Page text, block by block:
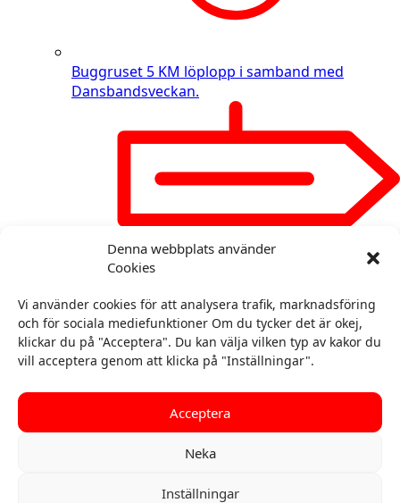
Denna webbplats använder
Cookies
Vi använder cookies för att analysera trafik, marknadsföring
och för sociala mediefunktioner Om du tycker det är okej,
klickar du på "Acceptera". Du kan välja vilken typ av kakor du
vill acceptera genom att klicka på "Inställningar".
Acceptera
Neka
Inställningar
Buggruset 5 KM löplopp i samband med
Dansbandsveckan.
Fasta kontroller i närheten av